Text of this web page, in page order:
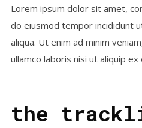
Lorem ipsum dolor sit amet,
do eiusmod tempor incididunt
aliqua. Ut enim ad minim
ullamco laboris nisi ut aliquip
the